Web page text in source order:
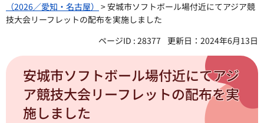
（2026／愛知・名古屋） > 安城市ソフトボール場付近にてアジア競
技大会リーフレットの配布を実施しました
ページID : 28377
更新日：2024年6月13日
安城市ソフトボール場付近にてアジ
ア競技大会リーフレットの配布を実
施しました